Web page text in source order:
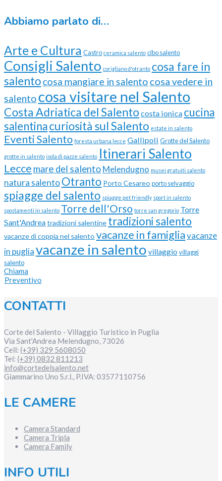
Abbiamo parlato di…
Arte e Cultura Castro ceramica salento cibo salento
Consigli Salento corigliano d'otranto cosa fare in
salentocosa mangiare in salento cosa vedere in
salento cosa visitare nel Salento
Costa Adriatica del Salento costa ionica cucina
salentinacuriosità sul Salento estate in salento
Eventi Salento foresta urbana lecce Gallipoli Grotte del Salento
grotte in salento isola di pazze salento Itinerari Salento
Lecce mare del salento Melendugno musei gratuiti salento
natura salentoOtranto Porto Cesareo porto selvaggio
spiagge del salento spiagge pet friendly sport in salento
spostamenti in salento Torre dell'Orso torre san gregorio Torre
Sant'Andreatradizioni salentine tradizioni salento
vacanze di coppia nel salento vacanze in famigliavacanze
in pugliavacanze in salento villaggio villaggi
salento
Chiama
Preventivo
CONTATTI
Corte del Salento - Villaggio Turistico in Puglia
Via Sant'Andrea Melendugno, 73026
Cell: (+39) 329 5608050
Tel: (+39) 0832 811213
info@cortedelsalento.net
Giammarino Uno S.r.l., P.IVA: 03577110756
LE CAMERE
Camera Standard
Camera Tripla
Camera Family
INFO UTILI